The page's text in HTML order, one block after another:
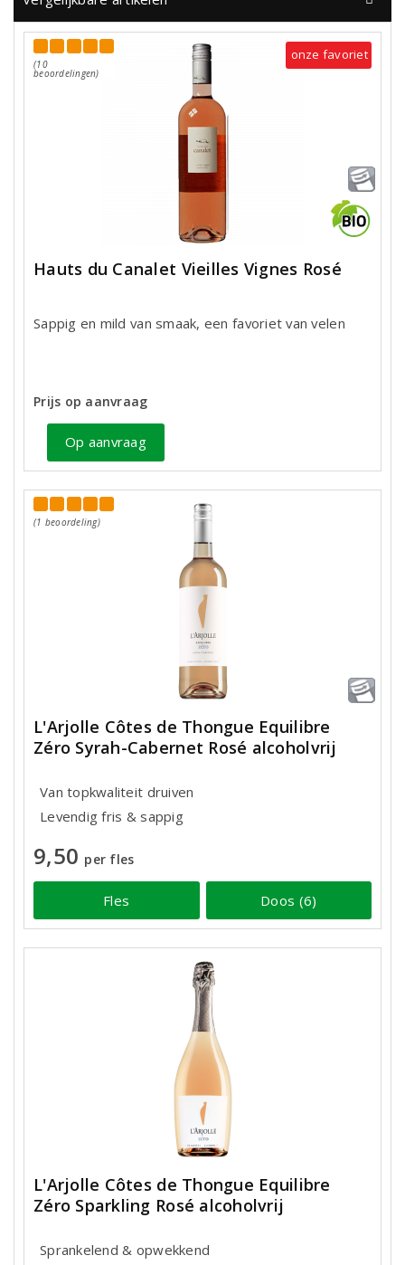
(10
beoordelingen)
onze favoriet
Hauts du Canalet Vieilles Vignes Rosé
Sappig en mild van smaak, een favoriet van velen
Prijs op aanvraag
Op aanvraag
(1 beoordeling)
L'Arjolle Côtes de Thongue Equilibre
Zéro Syrah-Cabernet Rosé alcoholvrij
Van topkwaliteit druiven
Levendig fris & sappig
9,50 per fles
Fles Doos (6)
L'Arjolle Côtes de Thongue Equilibre
Zéro Sparkling Rosé alcoholvrij
Sprankelend & opwekkend